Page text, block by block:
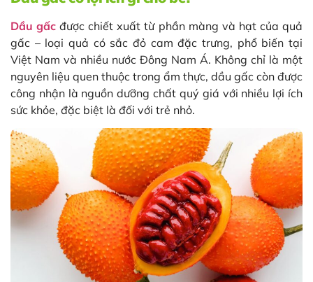
Dầu gấc được chiết xuất từ phần màng và hạt của quả
gấc – loại quả có sắc đỏ cam đặc trưng, phổ biến tại
Việt Nam và nhiều nước Đông Nam Á. Không chỉ là một
nguyên liệu quen thuộc trong ẩm thực, dầu gấc còn được
công nhận là nguồn dưỡng chất quý giá với nhiều lợi ích
sức khỏe, đặc biệt là đối với trẻ nhỏ.